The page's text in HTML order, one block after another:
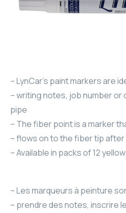
– LynCar’s paint markers are
– writing notes, job number
pipe
– The fiber point is a marker
– flows on to the fiber tip after
– Available in packs of 12
– Les marqueurs à peinture
– prendre des notes, inscrire